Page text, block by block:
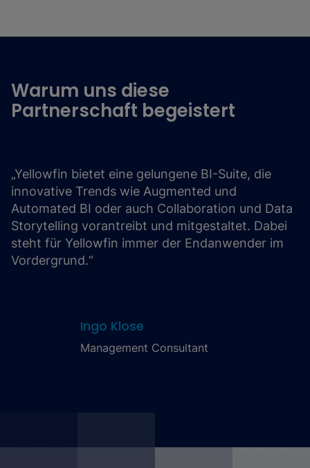
Warum uns diese
Partnerschaft begeistert
„Yellowfin bietet eine gelungene BI-Suite, die
innovative Trends wie Augmented und
Automated BI oder auch Collaboration und Data
Storytelling vorantreibt und mitgestaltet. Dabei
steht für Yellowfin immer der Endanwender im
Vordergrund.“
Ingo Klose
Management Consultant